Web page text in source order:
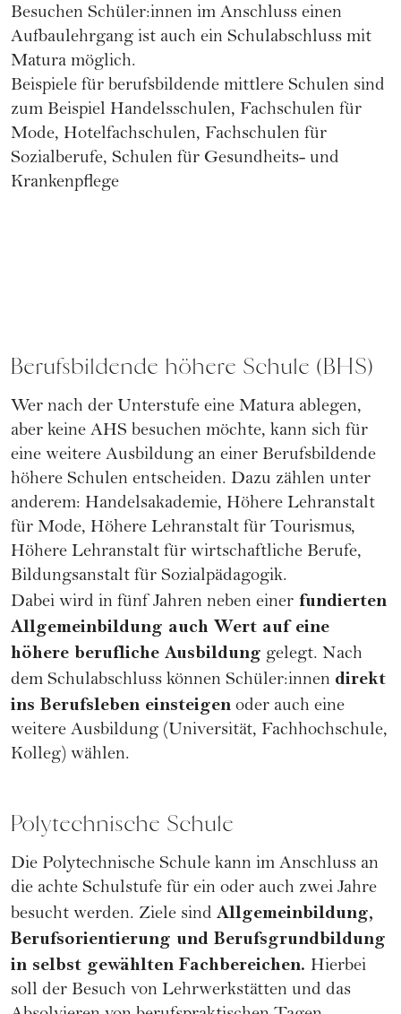
Besuchen Schüler:innen im Anschluss einen
Aufbaulehrgang ist auch ein Schulabschluss mit
Matura möglich.
Beispiele für berufsbildende mittlere Schulen sind
zum Beispiel Handelsschulen, Fachschulen für
Mode, Hotelfachschulen, Fachschulen für
Sozialberufe, Schulen für Gesundheits- und
Krankenpflege
Berufsbildende höhere Schule (BHS)
Wer nach der Unterstufe eine Matura ablegen,
aber keine AHS besuchen möchte, kann sich für
eine weitere Ausbildung an einer Berufsbildende
höhere Schulen entscheiden. Dazu zählen unter
anderem: Handelsakademie, Höhere Lehranstalt
für Mode, Höhere Lehranstalt für Tourismus,
Höhere Lehranstalt für wirtschaftliche Berufe,
Bildungsanstalt für Sozialpädagogik.
Dabei wird in fünf Jahren neben einer fundierten
Allgemeinbildung auch Wert auf eine
höhere berufliche Ausbildung gelegt. Nach
dem Schulabschluss können Schüler:innen direkt
ins Berufsleben einsteigen oder auch eine
weitere Ausbildung (Universität, Fachhochschule,
Kolleg) wählen.
Polytechnische Schule
Die Polytechnische Schule kann im Anschluss an
die achte Schulstufe für ein oder auch zwei Jahre
besucht werden. Ziele sind Allgemeinbildung,
Berufsorientierung und Berufsgrundbildung
in selbst gewählten Fachbereichen. Hierbei
soll der Besuch von Lehrwerkstätten und das